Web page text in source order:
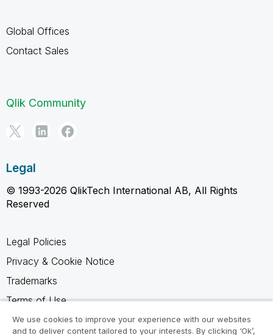
Global Offices
Contact Sales
Qlik Community
Legal
© 1993-2026 QlikTech International AB, All Rights
Reserved
Legal Policies
Privacy & Cookie Notice
Trademarks
Terms of Use
Legal Agreements
We use cookies to improve your experience with our websites
and to deliver content tailored to your interests. By clicking ‘Ok’,